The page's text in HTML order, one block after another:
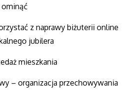
z naprawy biżuterii online
jubilera
mieszkania
– organizacja przechowywania